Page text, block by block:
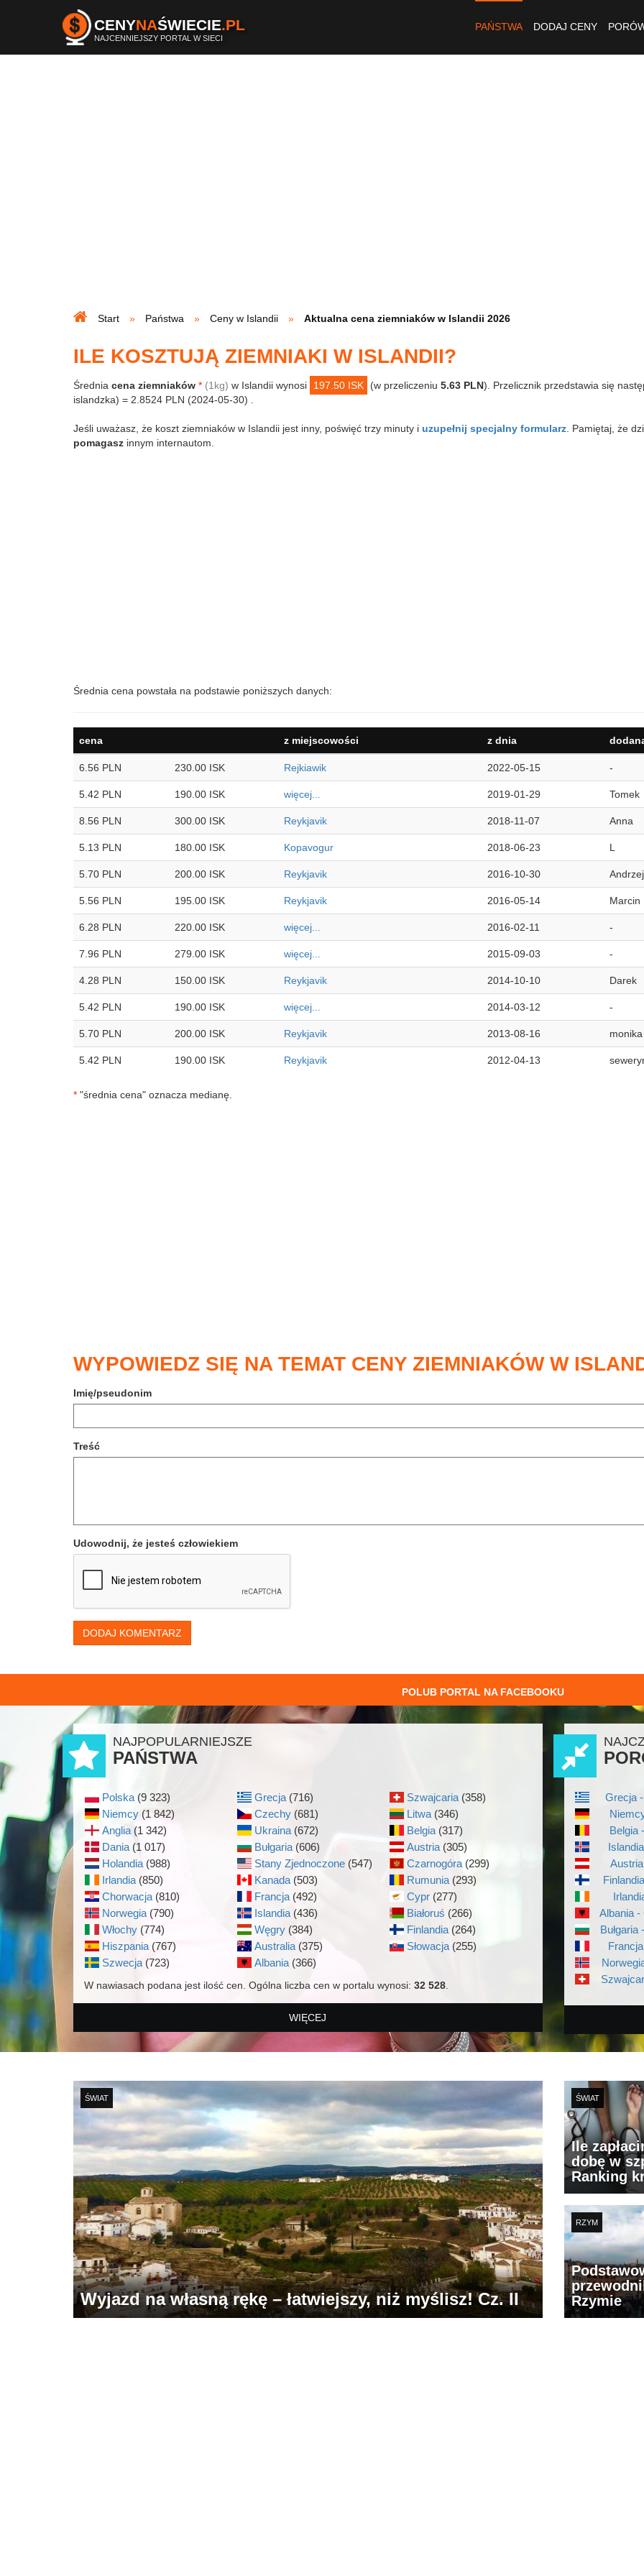
CENYNAŚWIECIE.PL
NAJCENNIEJSZY PORTAL W SIECI
PAŃSTWA DODAJ CENY
Start Państwa Ceny w Islandii Aktualna cena ziemniaków w Islandii 2026
ILE KOSZTUJĄ ZIEMNIAKI W ISLANDII?
Średnia cena ziemniaków * (1kg) w Islandii wynosi 197.50 ISK (w przeliczeniu 5.63 PLN). Przelicznik przedstawia się
islandzka) = 2.8524 PLN (2024-05-30) .
Jeśli uważasz, że koszt ziemniaków w Islandii jest inny, poświęć trzy minuty i uzupełnij specjalny formularz . Pamiętaj, że
pomagasz innym internautom.
Średnia cena powstała na podstawie poniższych danych:
cena z miejscowości z dnia
6.56 PLN 230.00 ISK Rejkiawik 2022-05-15 -
5.42 PLN 190.00 ISK więcej... 2019-01-29 Tomek
8.56 PLN 300.00 ISK Reykjavik 2018-11-07 Anna
5.13 PLN 180.00 ISK Kopavogur 2018-06-23 L
5.70 PLN 200.00 ISK Reykjavik 2016-10-30 Andrzej
5.56 PLN 195.00 ISK Reykjavik 2016-05-14 Marcin
6.28 PLN 220.00 ISK więcej... 2016-02-11 -
7.96 PLN 279.00 ISK więcej... 2015-09-03 -
4.28 PLN 150.00 ISK Reykjavik 2014-10-10 Darek
5.42 PLN 190.00 ISK więcej... 2014-03-12 -
5.70 PLN 200.00 ISK Reykjavik 2013-08-16 monika
5.42 PLN 190.00 ISK Reykjavik 2012-04-13
* "średnia cena" oznacza medianę.
WYPOWIEDZ SIĘ NA TEMAT CENY ZIEMNIAKÓW W
Imię/pseudonim
Treść
Udowodnij, że jesteś człowiekiem
DODAJ KOMENTARZ
POLUB PORTAL NA FACEBOOKU
NAJPOPULARNIEJSZE
PAŃSTWA
Polska (9 323)
Niemcy (1 842)
Anglia (1 342)
Dania (1 017)
Holandia (988)
Irlandia (850)
Chorwacja (810)
Norwegia (790)
Włochy (774)
Hiszpania (767)
Szwecja (723)
Grecja (716)
Czechy (681)
Ukraina (672)
Bułgaria (606)
Stany Zjednoczone (547)
Kanada (503)
Francja (492)
Islandia (436)
Węgry (384)
Australia (375)
Albania (366)
Szwajcaria (358)
Litwa (346)
Belgia (317)
Austria (305)
Czarnogóra (299)
Rumunia (293)
Cypr (277)
Białoruś (266)
Finlandia (264)
Słowacja (255)
W nawiasach podana jest ilość cen. Ogólna liczba cen w portalu wynosi: 32 528
WIĘCEJ
Grecja
Belgia
Albania -
Bułgaria
ŚWIAT
Wyjazd na własną rękę – łatwiejszy, niż myślisz! Cz. II
ŚWIAT
Ile
dobę w
Ranking
RZYM
Rzymie